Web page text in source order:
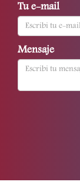
Tu e-mail
Mensaje